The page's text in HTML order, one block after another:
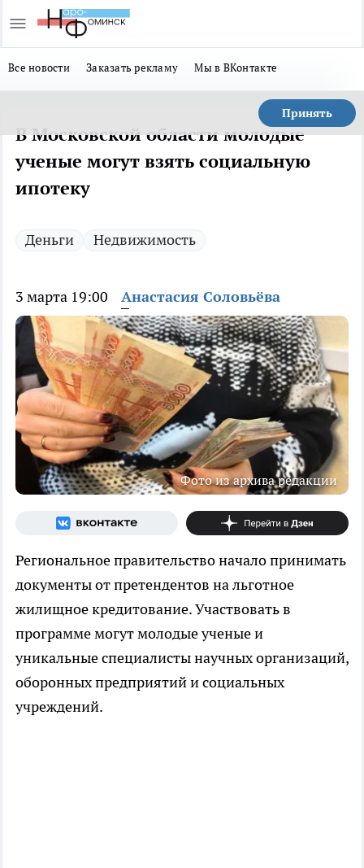
Все новости Заказать рекламу Мы в ВКонтакте
Принять
В Московской области молодые
ученые могут взять социальную
ипотеку
Деньги Недвижимость
3 марта 19:00 Анастасия Соловьёва
Фото из архива редакции
Региональное правительство начало принимать
документы от претендентов на льготное
жилищное кредитование. Участвовать в
программе могут молодые ученые и
уникальные специалисты научных организаций,
оборонных предприятий и социальных
учреждений.